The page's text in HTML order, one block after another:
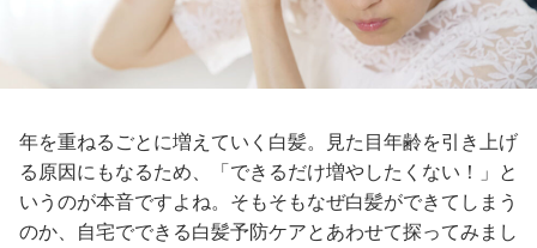
年を重ねるごとに増えていく白髪。見た目年齢を引き上げ
る原因にもなるため、「できるだけ増やしたくない！」と
いうのが本音ですよね。そもそもなぜ白髪ができてしまう
のか、自宅でできる白髪予防ケアとあわせて探ってみまし